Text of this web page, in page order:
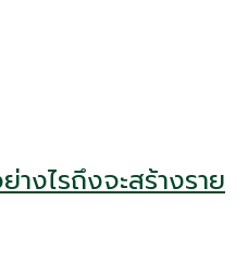
งไรถึงจะสร้างราย